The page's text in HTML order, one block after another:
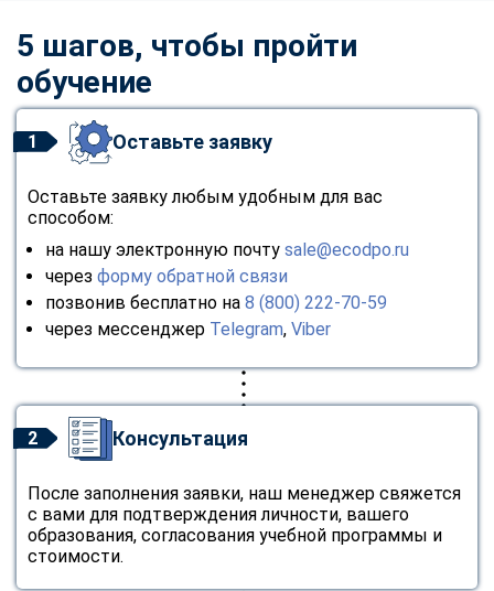
5 шагов, чтобы пройти
обучение
1 Оставьте заявку
Оставьте заявку любым удобным для вас
способом:
на нашу электронную почту sale@ecodpo.ru
через форму обратной связи
позвонив бесплатно на 8 (800) 222-70-59
через мессенджер Telegram, Viber
2 Консультация
После заполнения заявки, наш менеджер свяжется
с вами для подтверждения личности, вашего
образования, согласования учебной программы и
стоимости.